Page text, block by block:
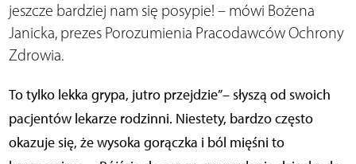
jeszcze bardziej nam się posypie! – mówi Bożena
Janicka, prezes Porozumienia Pracodawców Ochrony
Zdrowia.
To tylko lekka grypa, jutro przejdzie”– słyszą od swoich
pacjentów lekarze rodzinni. Niestety, bardzo często
okazuje się, że wysoka gorączka i ból mięśni to